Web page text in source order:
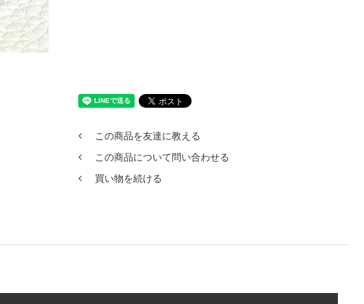
この商品を友達に教える
この商品について問い合わせる
買い物を続ける